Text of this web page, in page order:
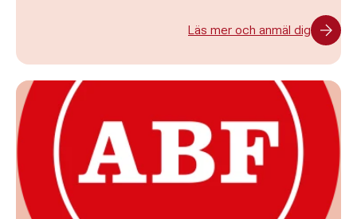
Läs mer och anmäl dig